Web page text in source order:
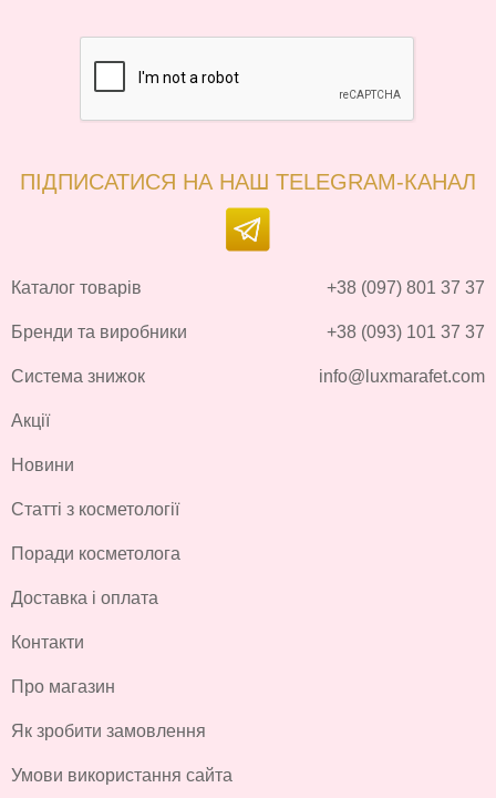
ПІДПИСАТИСЯ НА НАШ TELEGRAM-КАНАЛ
Каталог товарів
Бренди та виробники
Система знижок
Акції
Новини
Статті з косметології
Поради косметолога
Доставка і оплата
Контакти
Про магазин
Як зробити замовлення
Умови використання сайта
+38 (097) 801 37 37
+38 (093) 101 37 37
info@luxmarafet.com